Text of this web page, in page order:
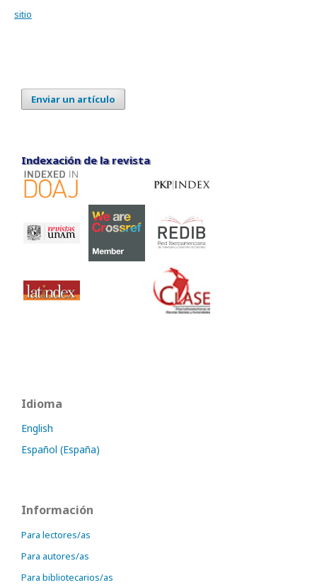
sitio
Enviar un artículo
Indexación de la revista
Indexación de la revista
Idioma
English
Español (España)
Información
Para lectores/as
Para autores/as
Para bibliotecarios/as